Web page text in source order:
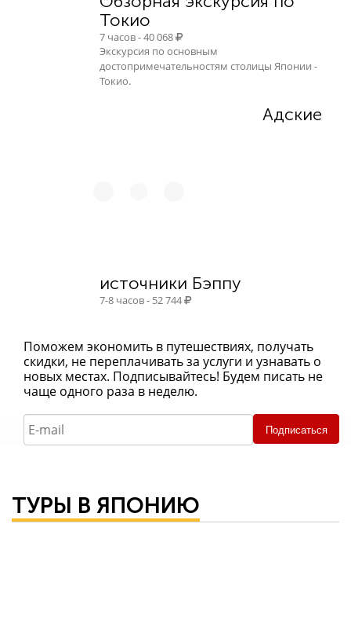
Токио
7 часов - 40 068
Экскурсия по основным
достопримечательностям столицы Японии -
Токио.
Адские
источники Бэппу
7-8 часов - 52 744
Поможем экономить в путешествиях, получать
скидки, не переплачивать за услуги и узнавать о
новых местах. Подписывайтесь! Будем писать не
чаще одного раза в неделю.
Подписаться
ТУРЫ В ЯПОНИЮ